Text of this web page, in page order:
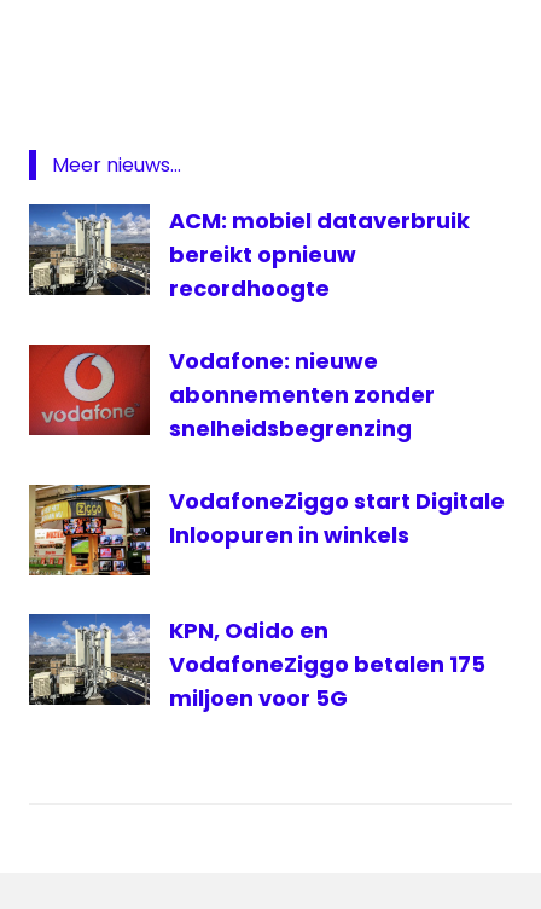
Meer nieuws...
ACM: mobiel dataverbruik
bereikt opnieuw
recordhoogte
Vodafone: nieuwe
abonnementen zonder
snelheidsbegrenzing
VodafoneZiggo start Digitale
Inloopuren in winkels
KPN, Odido en
VodafoneZiggo betalen 175
miljoen voor 5G